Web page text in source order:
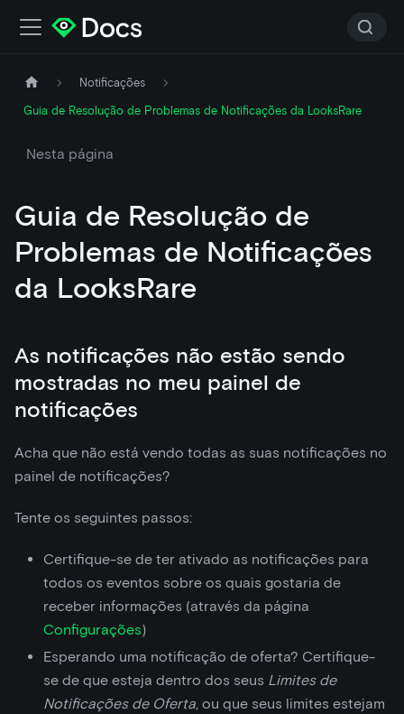
Notificações
Guia de Resolução de Problemas de Notificações da LooksRare
Nesta página
Guia de Resolução de
Problemas de Notificações
da LooksRare
As notificações não estão sendo
mostradas no meu painel de
notificações
Acha que não está vendo todas as suas notificações no
painel de notificações?
Tente os seguintes passos:
Certifique-se de ter ativado as notificações para
todos os eventos sobre os quais gostaria de
receber informações (através da página
Configurações)
Esperando uma notificação de oferta? Certifique-
se de que esteja dentro dos seus Limites de
Notificações de Oferta, ou que seus limites estejam